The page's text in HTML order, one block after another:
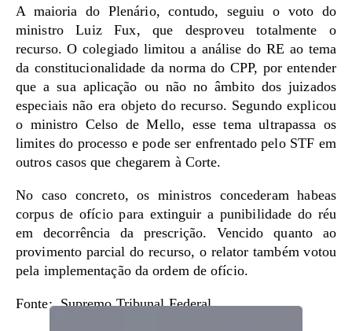
A maioria do Plenário, contudo, seguiu o voto do
ministro Luiz Fux, que desproveu totalmente o
recurso. O colegiado limitou a análise do RE ao tema
da constitucionalidade da norma do CPP, por entender
que a sua aplicação ou não no âmbito dos juizados
especiais não era objeto do recurso. Segundo explicou
o ministro Celso de Mello, esse tema ultrapassa os
limites do processo e pode ser enfrentado pelo STF em
outros casos que chegarem à Corte.
No caso concreto, os ministros concederam habeas
corpus de ofício para extinguir a punibilidade do réu
em decorrência da prescrição. Vencido quanto ao
provimento parcial do recurso, o relator também votou
pela implementação da ordem de ofício.
Fonte: Supremo Tribunal Federal